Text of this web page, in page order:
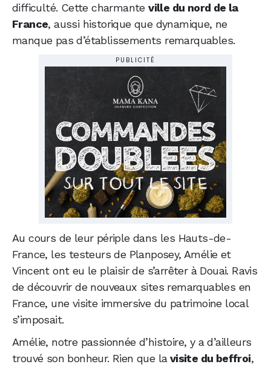
difficulté. Cette charmanteville du nord de la
France, aussi historique que dynamique, ne
manque pas d’établissements remarquables.
PUBLICITÉ
Au cours de leur périple dans les Hauts-de-
France, les testeurs de Planposey, Amélie et
Vincent ont eu le plaisir de s’arrêter à Douai. Ravis
de découvrir de nouveaux sites remarquables en
France, une visite immersive du patrimoine local
s’imposait.
Amélie, notre passionnée d’histoire, y a d’ailleurs
trouvé son bonheur. Rien que lavisite du beffroi,